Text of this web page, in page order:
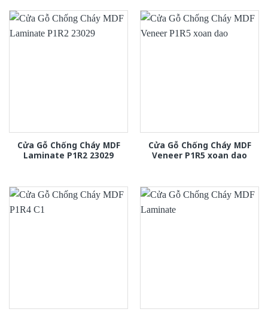
Cửa Gỗ Chống Cháy MDF
Laminate P1R2 23029
Cửa Gỗ Chống Cháy MDF
Veneer P1R5 xoan dao